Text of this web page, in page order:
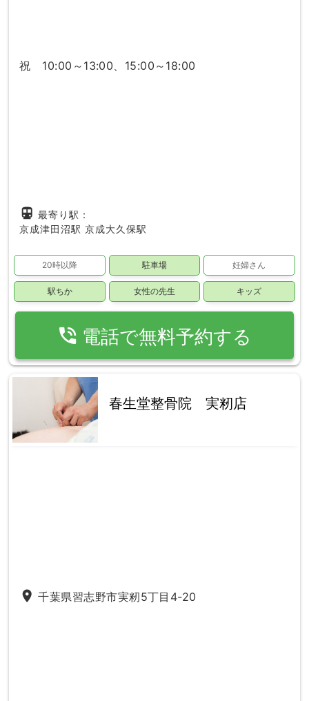
祝 10:00～13:00、15:00～18:00
directions_subway 最寄り駅：
京成津田沼駅 京成大久保駅
20時以降 駐車場 妊婦さん
駅ちか 女性の先生 キッズ
phone_in_talk 電話で無料予約する
春生堂整骨院 実籾店
place 千葉県習志野市実籾5丁目4-20